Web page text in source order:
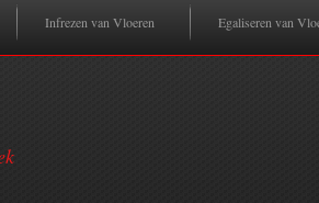
Infrezen van Vloeren Egaliseren van